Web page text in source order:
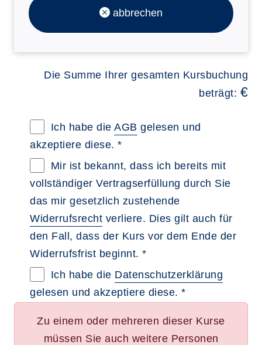
abbrechen
Die Summe Ihrer gesamten Kursbuchung
beträgt: €
Allgemeine Geschäftsbedingungen im
Ich habe die AGB gelesen und
akzeptiere diese. *
Widerrufsbelehrung im neuen Browsertab
Mir ist bekannt, dass ich bereits mit
vollständiger Vertragserfüllung durch Sie
das mir gesetzlich zustehende
Widerrufsrecht verliere. Dies gilt auch für
den Fall, dass der Kurs vor dem Ende der
Widerrufsfrist beginnt. *
Datenschutzerklärung im neuen
Ich habe die Datenschutzerklärung
gelesen und akzeptiere diese. *
Zu einem oder mehreren dieser Kurse
müssen Sie auch weitere Personen